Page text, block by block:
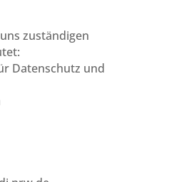
zuständigen
Datenschutz und